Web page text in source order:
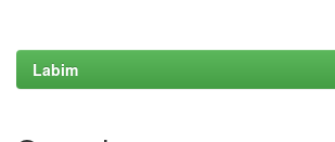
Labim